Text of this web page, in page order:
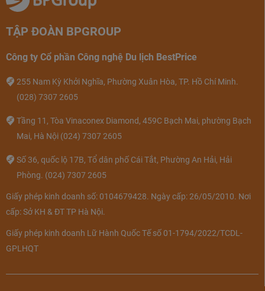
Grand Suite
- Sức chứa: 4 người lớn + 4 trẻ em
dưới 6 tuổi
mỗi phòng có 02 giường đơn hoặc
Prestige suite bay
- Diện tích: 137m2
- Sức chứa: 06 người lớn và 03 trẻ
em hoặc 7 người lớn
- Thông tin bổ sung: Gồm 3 phòng
ngủ với giường đôi hoặc giường đơn,
- Sức chứa: 02 người lớn và 01 trẻ
TẬP ĐOÀN BPGROUP
Công ty Cổ phần Công nghệ Du lịch BestPrice
255 Nam Kỳ Khởi Nghĩa, Phường Xuân Hòa, TP. Hồ Chí Minh.
(028) 7307 2605
Tầng 11, Tòa Vinaconex Diamond, 459C Bạch Mai, phường Bạch
Mai, Hà Nội (024) 7307 2605
Số 36, quốc lộ 17B, Tổ dân phố Cái Tắt, Phường An Hải, Hải
Phòng. (024) 7307 2605
Giấy phép kinh doanh số: 0104679428. Ngày cấp: 26/05/2010. Nơi
cấp: Sở KH & ĐT TP Hà Nội.
Giấy phép kinh doanh Lữ Hành Quốc Tế số 01-1794/2022/TCDL-
GPLHQT